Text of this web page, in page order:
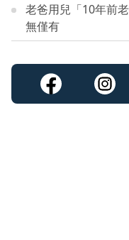
老爸用兒「10年前
無僅有